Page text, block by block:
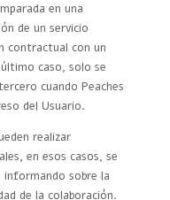
en una
de un servicio
contractual con un
caso, solo se
cuando Peaches
del Usuario.
realizar
en esos casos, se
sobre la
de la colaboración.